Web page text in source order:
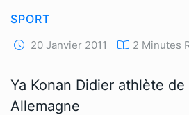
SPORT
20 Janvier 2011 2 Minutes
Ya Konan Didier athlète de
Allemagne